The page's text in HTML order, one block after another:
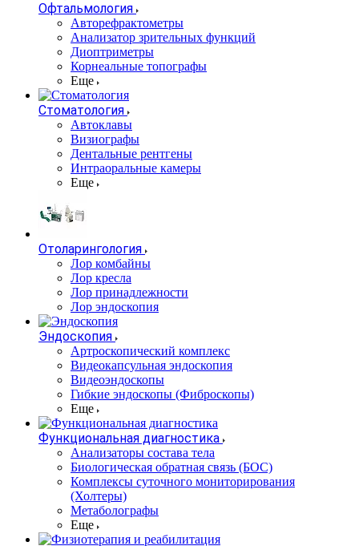
Офтальмология
Авторефрактометры
Анализатор зрительных функций
Диоптриметры
Корнеальные топографы
Еще
Стоматология
Автоклавы
Визиографы
Дентальные рентгены
Интраоральные камеры
Еще
Отоларингология
Лор комбайны
Лор кресла
Лор принадлежности
Лор эндоскопия
Эндоскопия
Артроскопический комплекс
Видеокапсульная эндоскопия
Видеоэндоскопы
Гибкие эндоскопы (Фиброcкопы)
Еще
Функциональная диагностика
Анализаторы состава тела
Биологическая обратная связь (БОС)
Комплексы суточного мониторирования
(Холтеры)
Метаболографы
Еще